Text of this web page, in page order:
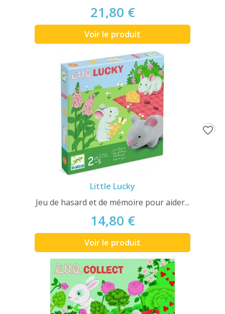
21,80 €
Voir le produit
Little Lucky
Jeu de hasard et de mémoire pour aider...
14,80 €
Voir le produit
favorite_border